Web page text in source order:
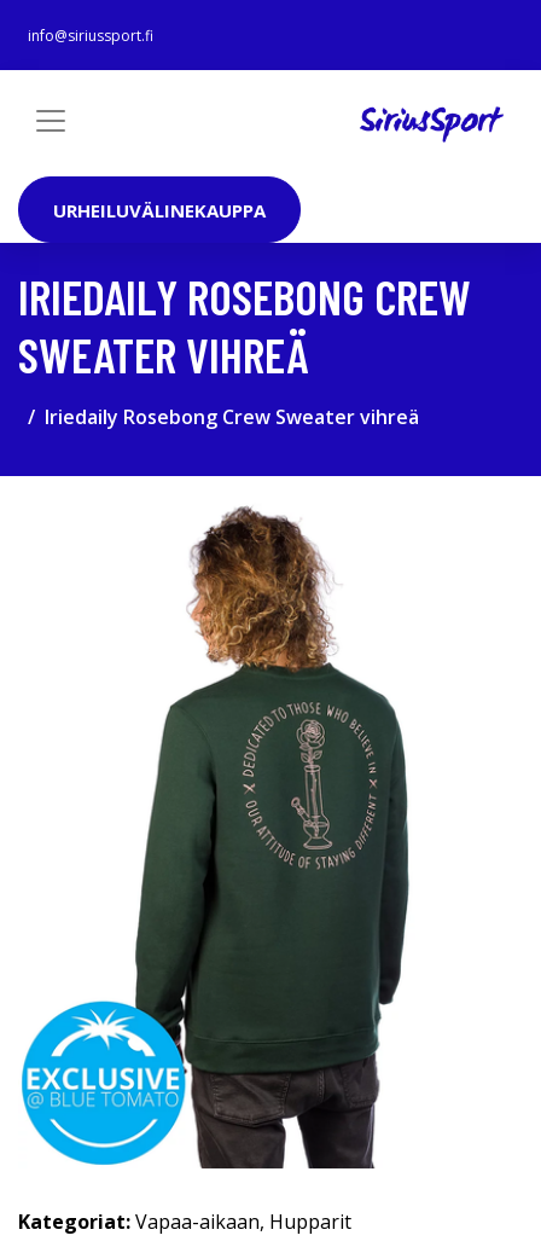
info@siriussport.fi
URHEILUVÄLINEKAUPPA
IRIEDAILY ROSEBONG CREW
SWEATER VIHREÄ
Iriedaily Rosebong Crew Sweater vihreä
Kategoriat:Vapaa-aikaan, Hupparit